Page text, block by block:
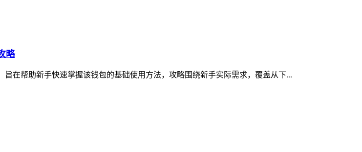
略
在帮助新手快速掌握该钱包的基础使用方法，攻略围绕新手实际需求，覆盖从下...